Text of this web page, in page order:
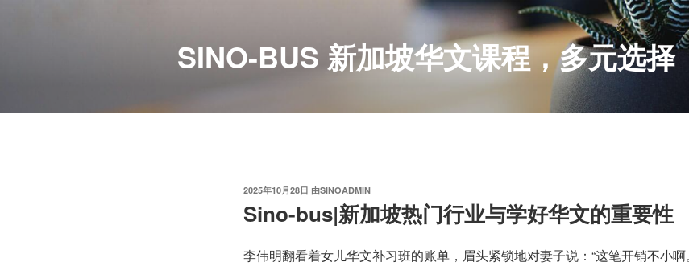
SINO-BUS 新加坡华文课程，多元选择
发
于
2025年10月28日 由SINOADMIN
Sino-bus|新加坡热门行业与学好华文的重要性
李伟明翻看着女儿华文补习班的账单，眉头紧锁地对妻子说：“这笔开销不小啊